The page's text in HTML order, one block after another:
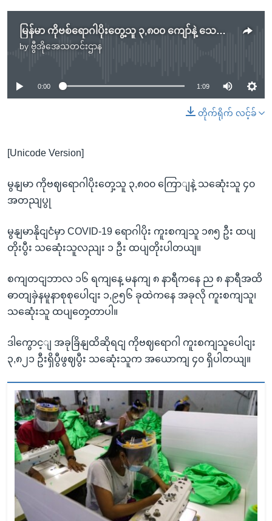
မြန်မာ ကိုဗစ်ရောဂါပိုးတွေ့သူ ၃,၈၀၀ ကျော်နဲ့ သေဆုံးသူ ၄၀ အတည်ပြု
by ဗွီအိုအေသတင်းဌာန
No media source currently available
0:00 1:09
တိုက်ရိုက် လင့်ခ်
[Unicode Version]
မွနျမာ ကိုဗဈရောဂါပိုးတှေ့သူ ၃,၈၀၀ ကြောျနဲ့ သဆေုံးသူ ၄၀
အတညျပွု
မွနျမာနိုငျငံမှာ COVID-19 ရောဂါပိုး ကူးစကျသူ ၁၈၅ ဦး ထပျ
တိုးပွီး သဆေုံးသူလညျး ၁ ဦး ထပျတိုးပါတယျ။
စကျတငျဘာလ ၁၆ ရကျနေ့ မနကျ ၈ နာရီကနေ ည ၈ နာရီအထိ
ဓာတျခှဲနမူနာစုစုပေါငျး ၁,၉၅၆ ခုထဲကနေ အခုလို ကူးစကျသူ၊
သဆေုံးသူ ထပျတှေ့တာပါ။
ဒါကွောင့ျ အခုခြိနျထိဆိုရငျ ကိုဗဈရောဂါ ကူးစကျသူပေါငျး
၃,၈၂၁ ဦးရှိပွီဖွဈပွီး သဆေုံးသူက အယောကျ ၄၀ ရှိပါတယျ။